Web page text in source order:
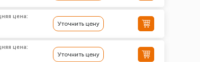
цена:
Уточнить цену
цена:
Уточнить цену